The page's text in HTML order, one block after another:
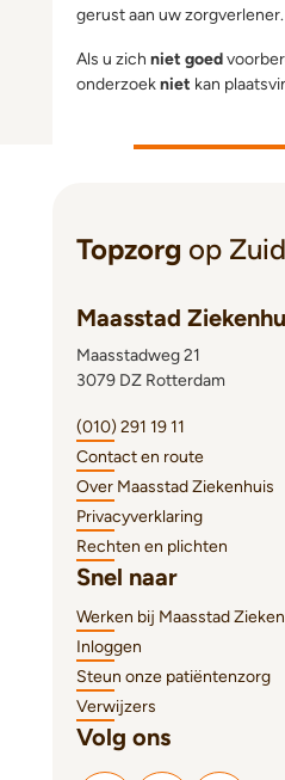
gerust aan uw zorgverlener.
Als u zich niet goed
onderzoekniet kan
Topzorg op Zuid
Maasstad
Maasstadweg 21
3079 DZ Rotterdam
(010) 291 19 11
Contact en route
Over Maasstad Ziekenhuis
Privacyverklaring
Rechten en plichten
Snel naar
Werken bij Maasstad
Inloggen
Steun onze patiëntenzorg
Verwijzers
Volg ons